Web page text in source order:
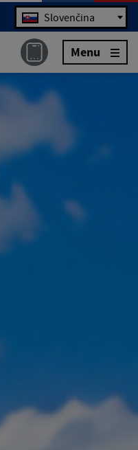
Jazyk Slovenčina
Menu